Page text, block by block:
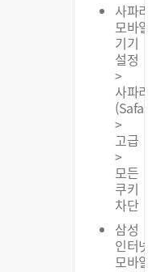
사파리:
모바일
기기
설정
>
사파리
(Safari)
>
고급
>
모든
쿠키
차단
삼성
인터넷:
모바일